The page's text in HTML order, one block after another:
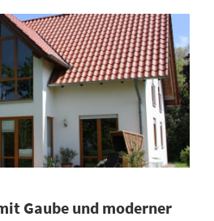
Gaube und moderner